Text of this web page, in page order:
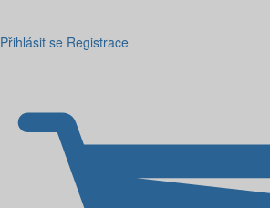
Přihlásit se Registrace